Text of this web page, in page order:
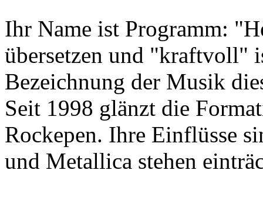
Ihr Name ist Programm:
übersetzen und "kraftvoll"
Bezeichnung der Musik
Seit 1998 glänzt die
Rockepen. Ihre Einflüsse
und Metallica stehen